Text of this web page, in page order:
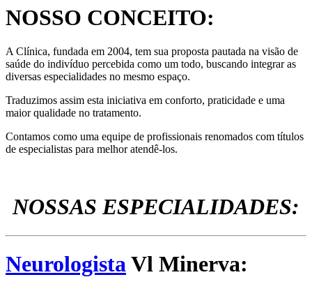
NOSSO CONCEITO:
A Clínica, fundada em 2004, tem sua proposta pautada na visão de
saúde do indivíduo percebida como um todo, buscando integrar as
diversas especialidades no mesmo espaço.
Traduzimos assim esta iniciativa em conforto, praticidade e uma
maior qualidade no tratamento.
Contamos como uma equipe de profissionais renomados com títulos
de especialistas para melhor atendê-los.
NOSSAS ESPECIALIDADES:
NeurologistaVl Minerva: